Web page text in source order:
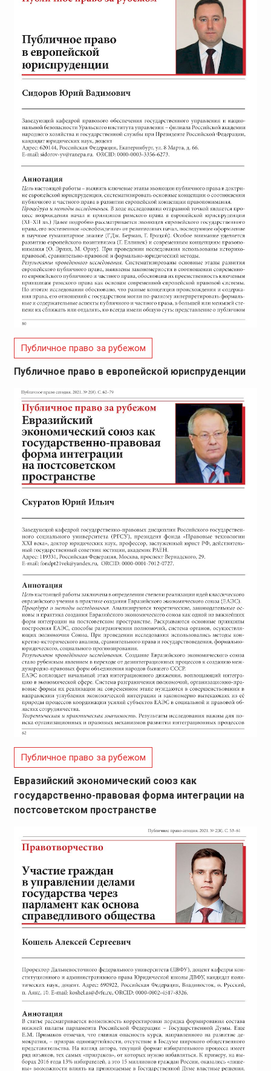
Публичное право за рубежом
Публичное право в европейской юриспруденции
Публичное право за рубежом
Евразийский экономический союз как
государственно-правовая форма интеграции на
постсоветском пространстве